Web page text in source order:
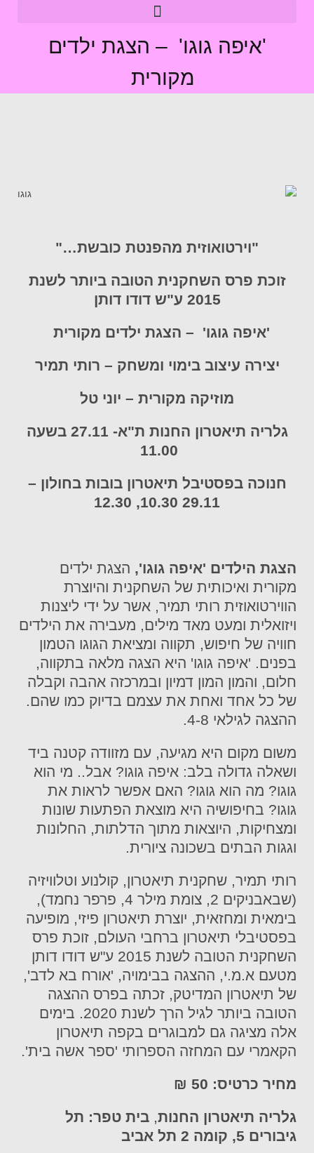
'איפה גוגו' – הצגת ילדים
מקורית
"וירטואוזית מהפנטת כובשת…"
זוכת פרס השחקנית הטובה ביותר לשנת
2015 ע"ש דודו דותן
'איפה גוגו' – הצגת ילדים מקורית
יצירה עיצוב בימוי ומשחק – רותי תמיר
מוזיקה מקורית – יוני טל
גלריה תיאטרון החנות ת"א- 27.11 בשעה
11.00
חנוכה בפסטיבל תיאטרון בובות בחולון –
29.11 10.30, 12.30
הצגת הילדים 'איפה גוגו', הצגת ילדים
מקורית ואיכותית של השחקנית והיוצרת
הווירטואוזית רותי תמיר, אשר על ידי ליצנות
ויזואלית ומעט מאד מילים, מעבירה את הילדים
חוויה של חיפוש, תקווה ומציאת הגוגו הטמון
בפנים. 'איפה גוגו' היא הצגה מלאה בתקווה,
חלום, והמון המון דמיון ובמרכזה אהבה וקבלה
של כל אחד ואחת את עצמם בדיוק כמו שהם.
ההצגה לגילאי 4-8.
משום מקום היא מגיעה, עם מזוודה קטנה ביד
ושאלה גדולה בלב: איפה גוגו? אבל.. מי הוא
גוגו? מה הוא גוגו? האם אפשר לראות את
גוגו? בחיפושיה היא מוצאת הפתעות שונות
ומצחיקות, היוצאות מתוך הדלתות, החלונות
וגגות הבתים בשכונה ציורית.
רותי תמיר, שחקנית תיאטרון, קולנוע וטלוויזיה
(שבאבניקים 2, צומת מילר 4, פרפר נחמד),
בימאית ומחזאית, יוצרת תיאטרון פיזי, מופיעה
בפסטיבלי תיאטרון ברחבי העולם, זוכת פרס
השחקנית הטובה לשנת 2015 ע"ש דודו דותן
מטעם א.מ.י, ההצגה בבימויה, 'אורח בא לדב',
של תיאטרון המדיטק, זכתה בפרס ההצגה
הטובה ביותר לגיל הרך לשנת 2020. בימים
אלה מציגה גם למבוגרים בקפה תיאטרון
הקאמרי עם המחזה הספרותי 'ספר אשה בית'.
מחיר כרטיס: 50 ₪
גלריה תיאטרון החנות, בית טפר: תל
גיבורים 5, קומה 2 תל אביב